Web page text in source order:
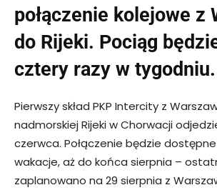
połączenie kolejowe z
do Rijeki. Pociąg
cztery razy w tygodniu.
Pierwszy skład PKP Intercity z
nadmorskiej Rijeki w Chorwacji
czerwca. Połączenie będzie
wakacje, aż do końca sierpnia –
zaplanowano na 29 sierpnia z